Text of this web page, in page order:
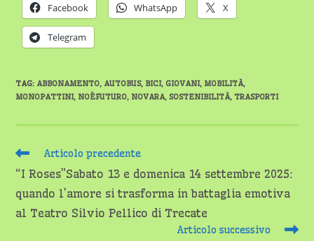
Facebook WhatsApp X
Telegram
TAG: ABBONAMENTO, AUTOBUS, BICI, GIOVANI, MOBILITÀ,
MONOPATTINI, NOÈFUTURO, NOVARA, SOSTENIBILITÀ, TRASPORTI
Leggi
altri
articoli
Articolo precedente
“I Roses”Sabato 13 e domenica 14 settembre 2025:
quando l’amore si trasforma in battaglia emotiva
al Teatro Silvio Pellico di Trecate
Articolo successivo